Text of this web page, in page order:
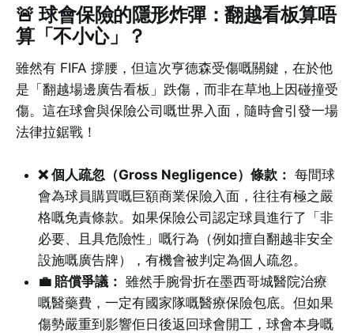
🚨 球會保險的隱形炸彈：翻越看板算唔
算「不小心」？
雖然有 FIFA 撐腰，但這次亨德森受傷嘅關鍵，在於他
是「翻越場邊廣告看板」跌傷，而非在草地上因碰撞受
傷。這在球會與保險公司嘅世界入面，隨時會引發一場
法律拉鋸戰！
❌ 個人疏忽（Gross Negligence）條款： 每間球
會為球員購買嘅巨額商業保險入面，往往有極之嚴
格嘅免責條款。如果保險公司認定球員進行了「非
必要、且具危險性」嘅行為（例如擅自翻越非安全
設施嘅廣告牌），有機會被判定為個人疏忽。
💼 賠償爭議： 雖然手腕骨折在墨西哥城醫院治療
嘅醫藥費，一定有國家隊嘅醫療保險包底。但如果
傷勢嚴重到影響佢日後返回球會開工，球會本身嘅